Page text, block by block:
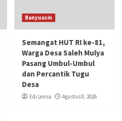
Banyuasin
Semangat HUT RI ke-81,
Warga Desa Saleh Mulya
Pasang Umbul-Umbul
dan Percantik Tugu
Desa
Edi Lensa Agustus 8, 2026